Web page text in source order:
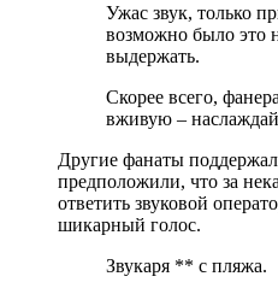
Ужас звук, только
возможно было это
выдержать.
Скорее всего,
вживую –
Другие фанаты
предположили, что за
ответить звуковой
шикарный голос.
Звукаря ** с пляжа.